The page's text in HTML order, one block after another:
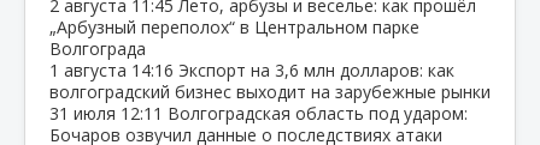
2 августа 11:45 Лето, арбузы и веселье: как прошёл
„Арбузный переполох“ в Центральном парке
Волгограда
1 августа 14:16 Экспорт на 3,6 млн долларов: как
волгоградский бизнес выходит на зарубежные рынки
31 июля 12:11 Волгоградская область под ударом:
Бочаров озвучил данные о последствиях атаки